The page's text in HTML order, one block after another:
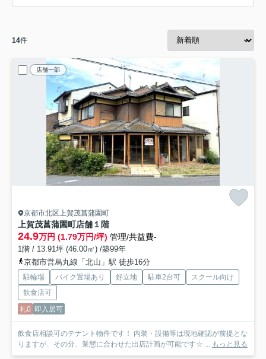
14件
店舗一部
京都市北区上賀茂菖蒲園町
上賀茂菖蒲園町店舗１階
24.9万円 (1.79万円/坪) 管理/共益費-
1階 / 13.91坪 (46.00㎡) /築99年
京都市営烏丸線「北山」駅 徒歩16分
駐輪場 バイク置場あり 好立地 駐車2台可
スクール向け
飲食店可
礼0 即入居可
飲食店相談可のテナント物件です！ 内装・設備等は現地確認が前提とな
りますが、その分、業態に合わせた出店計画が可能です☆ ... もっと見る